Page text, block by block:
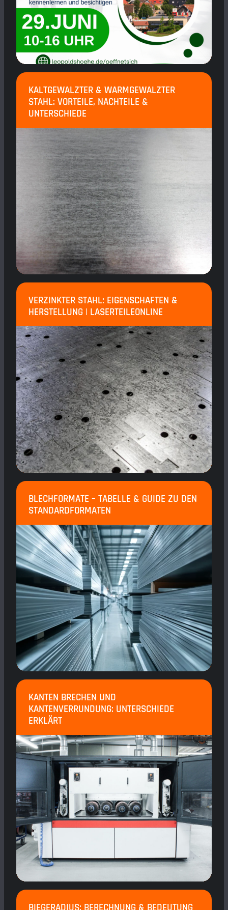
KALTGEWALZTER & WARMGEWALZTER
STAHL: VORTEILE, NACHTEILE &
UNTERSCHIEDE
VERZINKTER STAHL: EIGENSCHAFTEN &
HERSTELLUNG | LASERTEILEONLINE
BLECHFORMATE – TABELLE & GUIDE ZU DEN
STANDARDFORMATEN
KANTEN BRECHEN UND
KANTENVERRUNDUNG: UNTERSCHIEDE
ERKLÄRT